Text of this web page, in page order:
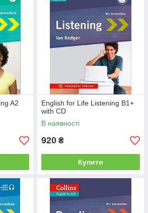
и туризма.
в себя:
структурированных единиц.
аудиозаписи как
носителей английского языка,
спектр тем со всего мира.
подробные рекомендации
прослушивания.
самих складних слів у
зі словника Collins COBUILD.
A2
English for Life Listening B1+
with CD
В наявності
920 ₴
Купити